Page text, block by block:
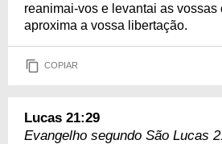
reanimai-vos e levantai as vossas
aproxima a vossa libertação.
COPIAR
Lucas 21:29
Evangelho segundo São Lucas